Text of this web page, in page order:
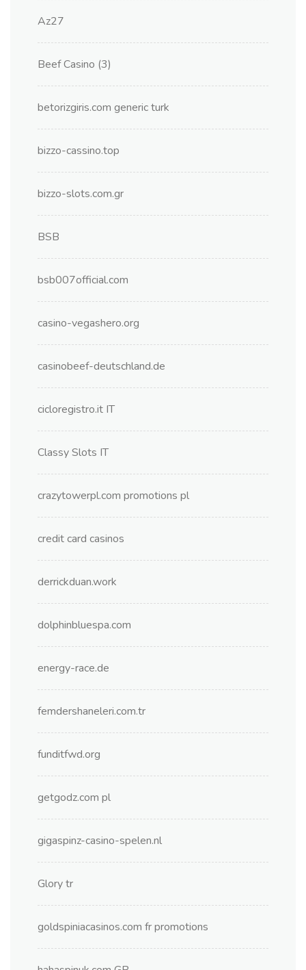
Az27
Beef Casino (3)
betorizgiris.com generic turk
bizzo-cassino.top
bizzo-slots.com.gr
BSB
bsb007official.com
casino-vegashero.org
casinobeef-deutschland.de
cicloregistro.it IT
Classy Slots IT
crazytowerpl.com promotions pl
credit card casinos
derrickduan.work
dolphinbluespa.com
energy-race.de
femdershaneleri.com.tr
funditfwd.org
getgodz.com pl
gigaspinz-casino-spelen.nl
Glory tr
goldspiniacasinos.com fr promotions